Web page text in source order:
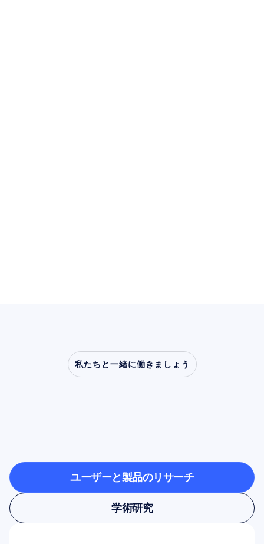
私たちと一緒に働きましょう
子をご覧ください
ユーザーと製品のリサーチ
ユーザーと製品のリサーチ
学術研究
学術研究